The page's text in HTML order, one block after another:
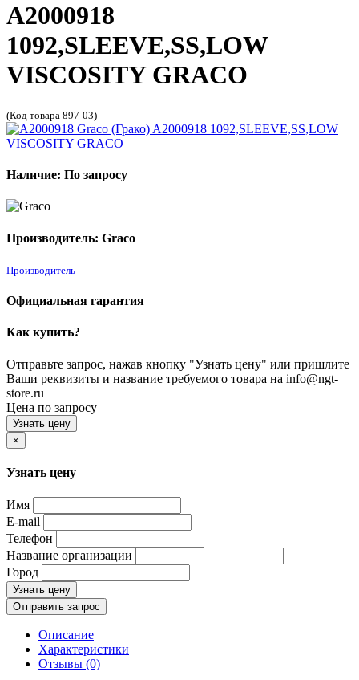
A2000918
1092,SLEEVE,SS,LOW
VISCOSITY GRACO
(Код товара 897-03)
Наличие: По запросу
Производитель: Graco
Производитель
Официальная гарантия
Как купить?
Отправьте запрос, нажав кнопку "Узнать цену" или пришлите
Ваши реквизиты и название требуемого товара на info@ngt-
store.ru
Цена по запросу
Узнать цену
×
Узнать цену
Имя
E-mail
Телефон
Название организации
Город
Узнать цену
Отправить запрос
Описание
Характеристики
Отзывы (0)